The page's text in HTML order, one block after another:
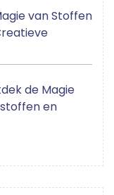
van Stoffen
de Magie
en